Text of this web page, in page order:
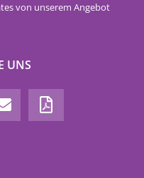
von unserem Angebot
UNS